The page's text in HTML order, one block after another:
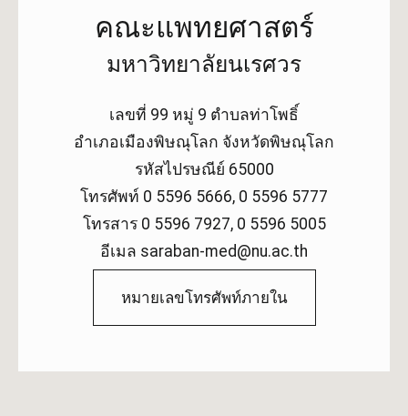
คณะแพทยศาสตร์
มหาวิทยาลัยนเรศวร
เลขที่ 99 หมู่ 9 ตำบลท่าโพธิ์
อำเภอเมืองพิษณุโลก จังหวัดพิษณุโลก
รหัสไปรษณีย์ 65000
โทรศัพท์ 0 5596 5666, 0 5596 5777
โทรสาร 0 5596 7927, 0 5596 5005
อีเมล saraban-med@nu.ac.th
หมายเลขโทรศัพท์ภายใน